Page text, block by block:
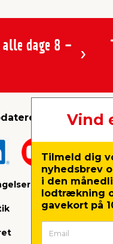
alle dage 8 -
Vind
Tilmeld dig
nyhedsbrev
i den
lodtrækning
gavekort på